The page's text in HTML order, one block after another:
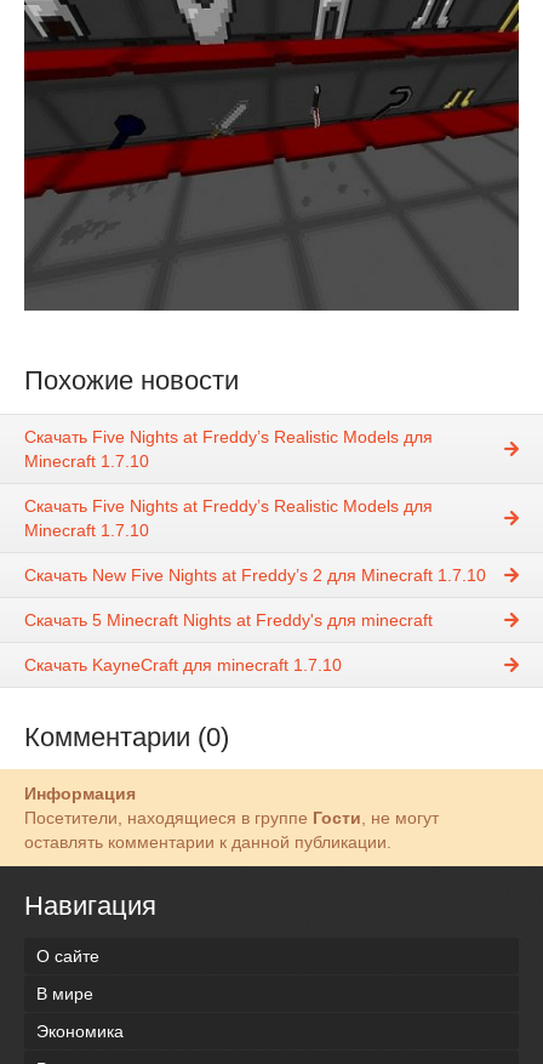
Похожие новости
Скачать Five Nights at Freddy’s Realistic Models для
Minecraft 1.7.10
Скачать Five Nights at Freddy’s Realistic Models для
Minecraft 1.7.10
Скачать New Five Nights at Freddy’s 2 для Minecraft 1.7.10
Скачать 5 Minecraft Nights at Freddy's для minecraft
Скачать KayneCraft для minecraft 1.7.10
Комментарии (0)
Информация
Посетители, находящиеся в группе Гости , не могут
оставлять комментарии к данной публикации.
Навигация
О сайте
В мире
Экономика